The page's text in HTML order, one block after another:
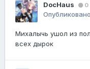
DocHaus 0
Опубликовано
Михалычь ушол из
всех дырок